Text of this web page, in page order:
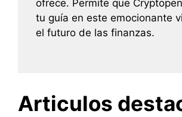
ofrece. Permite que
tu guía en este emocionante
el futuro de las finanzas.
Articulos